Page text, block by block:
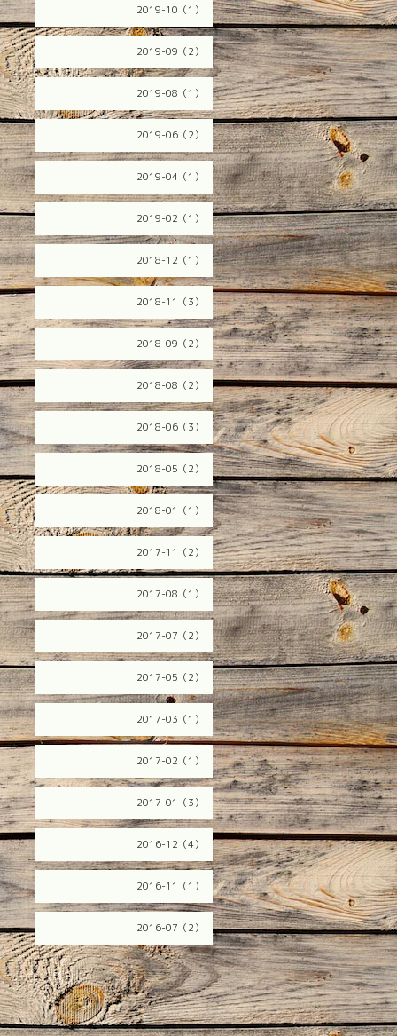
2019-10（1）
2019-09（2）
2019-08（1）
2019-06（2）
2019-04（1）
2019-02（1）
2018-12（1）
2018-11（3）
2018-09（2）
2018-08（2）
2018-06（3）
2018-05（2）
2018-01（1）
2017-11（2）
2017-08（1）
2017-07（2）
2017-05（2）
2017-03（1）
2017-02（1）
2017-01（3）
2016-12（4）
2016-11（1）
2016-07（2）